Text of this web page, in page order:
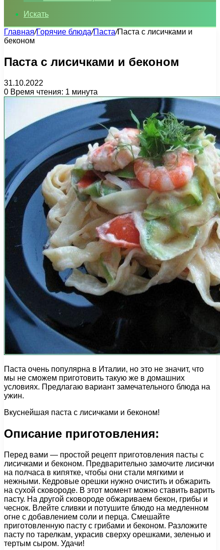
Искать
Главная/Горячие блюда/Паста/Паста с лисичками и
беконом
Паста с лисичками и беконом
31.10.2022
0 Время чтения: 1 минута
Паста очень популярна в Италии, но это не значит, что
мы не сможем приготовить такую же в домашних
условиях. Предлагаю вариант замечательного блюда на
ужин.
Вкуснейшая паста с лисичками и беконом!
Описание приготовления:
Перед вами — простой рецепт приготовления пасты с
лисичками и беконом. Предварительно замочите лисички
на полчаса в кипятке, чтобы они стали мягкими и
нежными. Кедровые орешки нужно очистить и обжарить
на сухой сковороде. В этот момент можно ставить варить
пасту. На другой сковороде обжариваем бекон, грибы и
чеснок. Влейте сливки и потушите блюдо на медленном
огне с добавлением соли и перца. Смешайте
приготовленную пасту с грибами и беконом. Разложите
пасту по тарелкам, украсив сверху орешками, зеленью и
тертым сыром. Удачи!